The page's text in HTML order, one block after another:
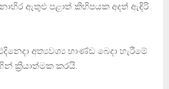
ඇතුළු පළාත් කිහිපයක අදත් ඇඳිරි
අත්‍යවශ්‍ය භාණ්ඩ බෙදා හැරීමේ
ක්‍රියාත්මක කරයි.